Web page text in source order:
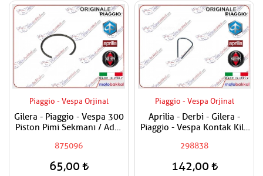
Piaggio - Vespa Orjinal
Gilera - Piaggio - Vespa 300
Piston Pimi Sekmanı / Adet
875096
65,00
Piaggio - Vespa Orjinal
Aprilia - Derbi - Gilera -
Piaggio - Vespa Kontak Kilit
298838
142,00